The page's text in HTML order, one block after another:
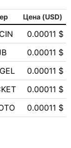
Цена (USD)
0.00011 $
0.00011 $
0.00011 $
0.00011 $
0.00011 $